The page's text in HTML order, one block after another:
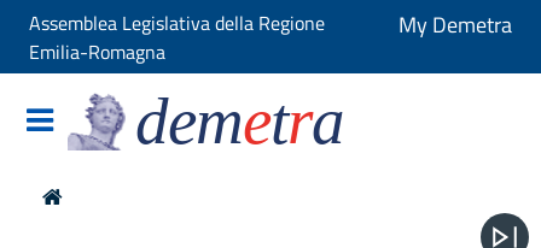
Assemblea Legislativa della Regione
Emilia-Romagna
My Demetra
demetra